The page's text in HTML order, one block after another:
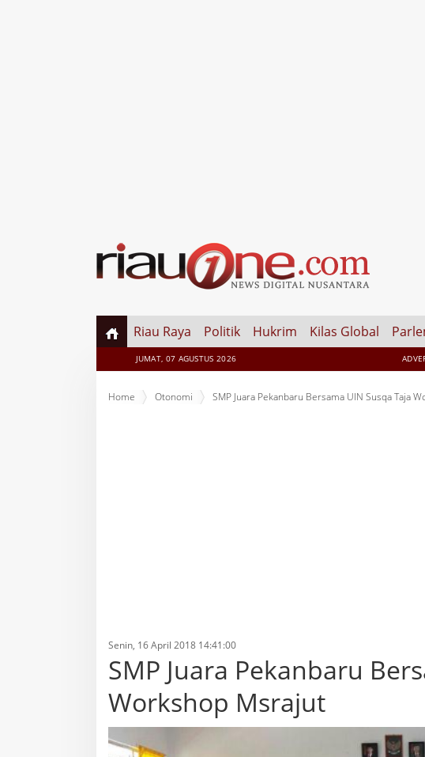
Riau Raya Politik Hukrim Kilas Global
JUMAT, 07 AGUSTUS 2026
Home Otonomi SMP Juara Pekanbaru Bersama UIN Susqa Taja
Senin, 16 April 2018 14:41:00
SMP Juara Pekanbaru
Workshop Msrajut